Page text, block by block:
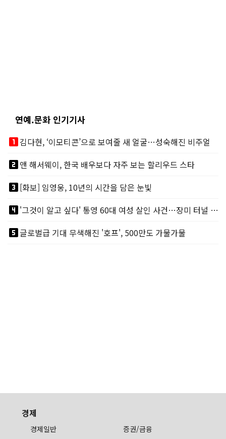
연예.문화 인기기사
looks_one김다현, ‘이모티콘’으로 보여줄 새 얼굴…성숙해진 비주얼
looks_two앤 해서웨이, 한국 배우보다 자주 보는 할리우드 스타
looks_3[화보] 임영웅, 10년의 시간을 담은 눈빛
looks_4
'그것이 알고 싶다' 통영 60대 여성 살인 사건…장미 터널 아래 킬러, 누구냐 넌?
looks_5글로벌급 기대 무색해진 '호프', 500만도 가물가물
경제
경제일반
증권/금융